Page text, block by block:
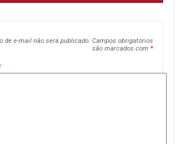
de e-mail não será publicado. Campos obrigatórios
são marcados com *